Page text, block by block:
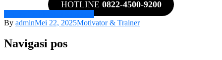
HOTLINE 0822-4500-9200
By adminMei 22, 2025Motivator & Trainer
Navigasi pos